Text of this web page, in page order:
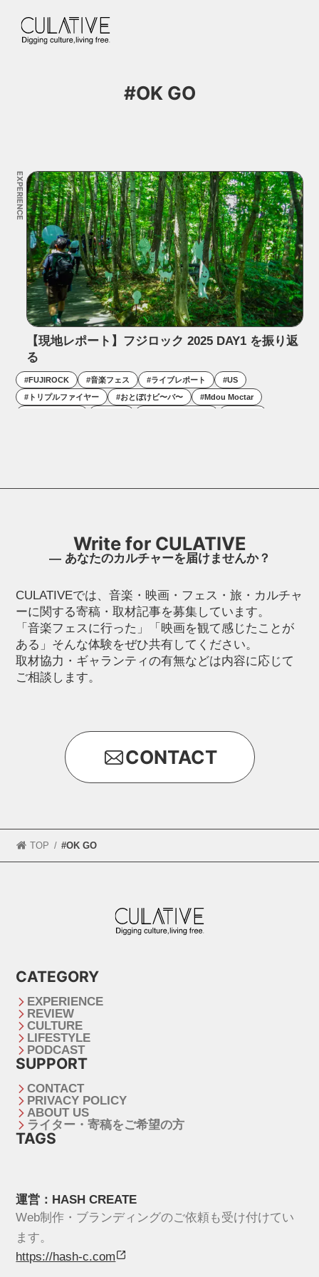
#OK GO
EXPERIENCE
【現地レポート】フジロック 2025 DAY1 を振り返
る
#FUJIROCK #音楽フェス #ライブレポート #US
# トリプルファイヤー #おとぼけビ〜バ〜 #Mdou Moctar
Write for CULATIVE
― あなたのカルチャーを届けませんか？
CULATIVEでは、音楽・映画・フェス・旅・カルチャ
ーに関する寄稿・取材記事を募集しています。
「音楽フェスに行った」「映画を観て感じたことが
ある」そんな体験をぜひ共有してください。
取材協力・ギャランティの有無などは内容に応じて
ご相談します。
CONTACT
TOP #OK GO
CATEGORY
EXPERIENCE
REVIEW
CULTURE
LIFESTYLE
PODCAST
SUPPORT
CONTACT
PRIVACY POLICY
ABOUT US
ライター・寄稿をご希望の方
TAGS
運営：HASH CREATE
Web制作・ブランディングのご依頼も受け付けてい
ます。
https://hash-c.com